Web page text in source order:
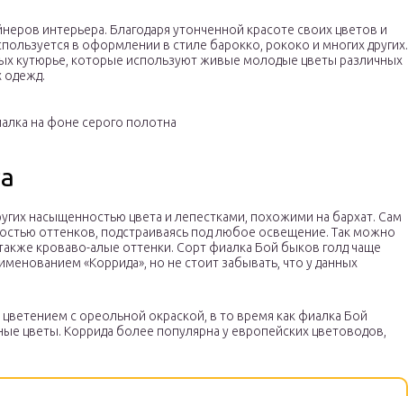
интерьера. Благодаря утонченной красоте своих цветов и
в оформлении в стиле барокко, рококо и многих других.
кутюрье, которые используют живые молодые цветы различных
одежд.
на фоне серого полотна
насыщенностью цвета и лепестками, похожими на бархат. Сам
оттенков, подстраиваясь под любое освещение. Так можно
кроваво-алые оттенки. Сорт фиалка Бой быков голд чаще
«Коррида», но не стоит забывать, что у данных
с ореольной окраской, в то время как фиалка Бой
цветы. Коррида более популярна у европейских цветоводов,